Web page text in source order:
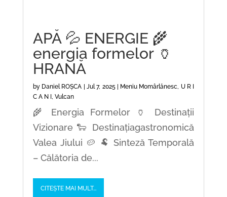
APĂ 💦 ENERGIE 🌾
energia formelor 🏺
HRANĂ
by Daniel ROȘCA Jul 7, 2025| Meniu Momârlănesc, U R I
C A N I , Vulcan
🌾 Energia Formelor 🏺 Destinații
Vizionare 🐑 Destinațiagastronomică
Valea Jiului 🥔 🐏 Sinteză Temporală
– Călătoria de...
CITEȘTE MAI MULT...